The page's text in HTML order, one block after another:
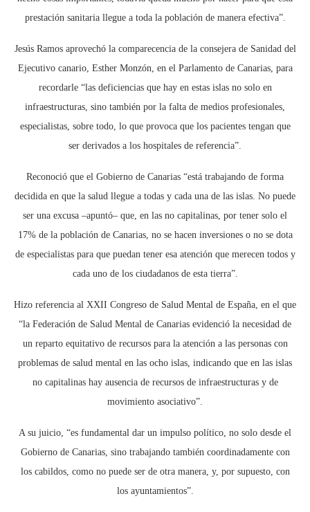
prestación sanitaria llegue a toda la población de manera efectiva”.
Jesús Ramos aprovechó la comparecencia de la consejera de Sanidad del
Ejecutivo canario, Esther Monzón, en el Parlamento de Canarias, para
recordarle “las deficiencias que hay en estas islas no solo en
infraestructuras, sino también por la falta de medios profesionales,
especialistas, sobre todo, lo que provoca que los pacientes tengan que
ser derivados a los hospitales de referencia”.
Reconoció que el Gobierno de Canarias “está trabajando de forma
decidida en que la salud llegue a todas y cada una de las islas. No puede
ser una excusa –apuntó– que, en las no capitalinas, por tener solo el
17% de la población de Canarias, no se hacen inversiones o no se dota
de especialistas para que puedan tener esa atención que merecen todos y
cada uno de los ciudadanos de esta tierra”.
Hizo referencia al XXII Congreso de Salud Mental de España, en el que
“la Federación de Salud Mental de Canarias evidenció la necesidad de
un reparto equitativo de recursos para la atención a las personas con
problemas de salud mental en las ocho islas, indicando que en las islas
no capitalinas hay ausencia de recursos de infraestructuras y de
movimiento asociativo”.
A su juicio, “es fundamental dar un impulso político, no solo desde el
Gobierno de Canarias, sino trabajando también coordinadamente con
los cabildos, como no puede ser de otra manera, y, por supuesto, con
los ayuntamientos”.